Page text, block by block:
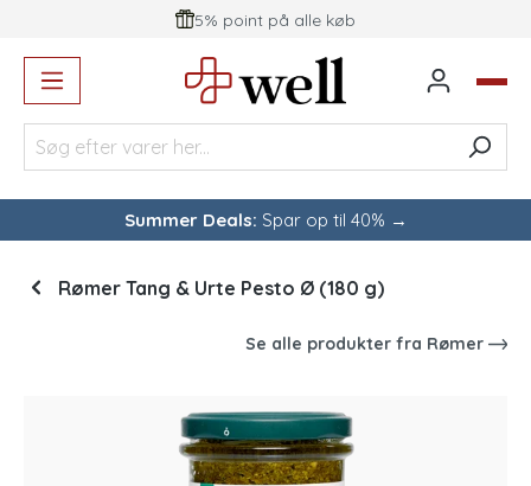
5% point på alle køb
Summer Deals: Spar op til 40% →
Rømer Tang & Urte Pesto Ø (180 g)
Se alle produkter fra Rømer
Spring over billedgalleri